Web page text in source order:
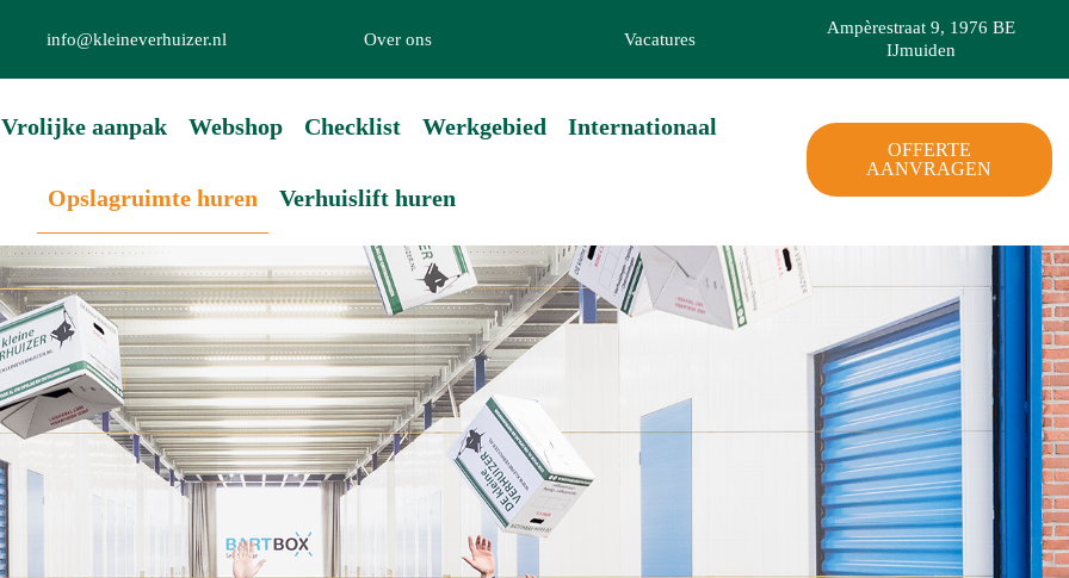
info@kleineverhuizer.nl Over ons Vacatures
Ampèrestraat 9, 1976 BE
IJmuiden
Vrolijke aanpak Webshop Checklist Werkgebied Internationaal
Opslagruimte huren Verhuislift huren
OFFERTE
AANVRAGEN